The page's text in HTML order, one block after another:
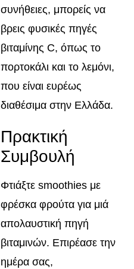
συνήθειες, μπορείς να
βρεις φυσικές πηγές
βιταμίνης C, όπως το
πορτοκάλι και το λεμόνι,
που είναι ευρέως
διαθέσιμα στην Ελλάδα.
Πρακτική
Συμβουλή
Φτιάξτε smoothies με
φρέσκα φρούτα για μιά
απολαυστική πηγή
βιταμινών. Επιρέασε την
ημέρα σας,